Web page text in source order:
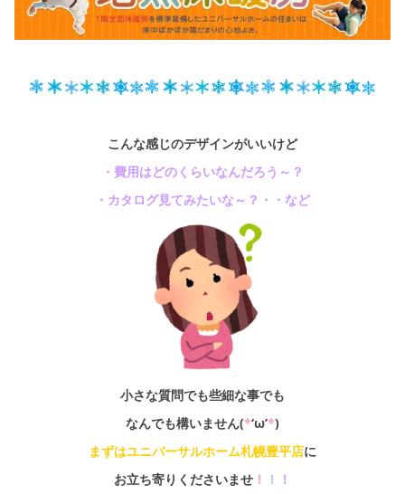
こんな感じのデザインがいいけど
・費用はどのくらいなんだろう～？
・カタログ見てみたいな～？・・など
小さな質問でも些細な事でも
なんでも構いません(*‘ω’*)
まずはユニバーサルホーム札幌豊平店に
お立ち寄りくださいませ ！ ！ ！